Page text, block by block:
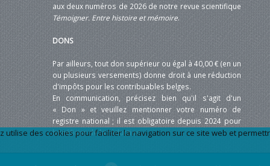
aux deux numéros de 2026 de notre revue scientifique
Témoigner. Entre histoire et mémoire.
DONS
Par ailleurs, tout don supérieur ou égal à 40,00 € (en un
ou plusieurs versements) donne droit à une réduction
d'impôts pour les contribuables belges.
En communication, précisez bien qu'il s'agit d'un
« Don » et veuillez mentionner votre numéro de
registre national ; il est obligatoire depuis 2024 pour
bénéficier de la réduction.
utilise des cookies pour faciliter la navigation sur ce site web et